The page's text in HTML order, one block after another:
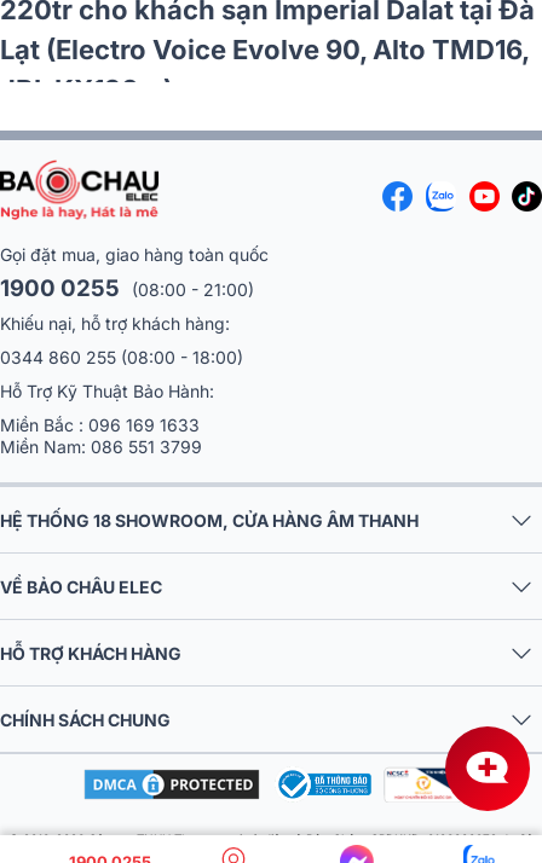
T5, JBL KX190, Alto TX12S, JBL VM300)
Gọi đặt mua, giao hàng toàn quốc
1900 0255 (08:00 - 21:00)
Khiếu nại, hỗ trợ khách hàng:
0344 860 255(08:00 - 18:00)
Hỗ Trợ Kỹ Thuật Bảo Hành:
Miền Bắc :096 169 1633
Miền Nam:
086 551 3799
HỆ THỐNG 18 SHOWROOM, CỬA HÀNG ÂM THANH
© 2016-2026 Công ty TNHH Thương mại và điện tử Bảo Châu. GPDKKD: 0106303879 do Sở
Thạch, Phường Từ Liêm, Thành phố Hà Nội, Việt Nam. Điện thoại: 024 730 10 255. Email: